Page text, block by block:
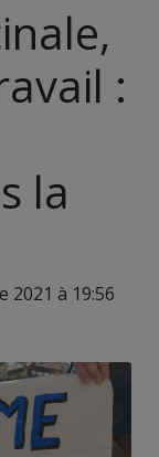
:
la
2021 à 19:56